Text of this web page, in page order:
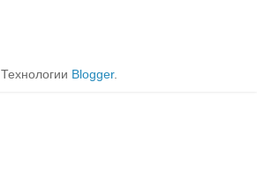
Технологии Blogger.